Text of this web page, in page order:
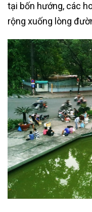
tại bốn hướng, các
rộng xuống lòng